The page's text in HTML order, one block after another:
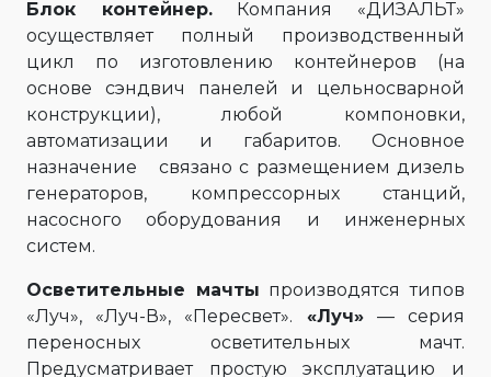
Блок контейнер.Компания «ДИЗАЛЬТ»
осуществляет полный производственный
цикл по изготовлению контейнеров (на
основе сэндвич панелей и цельносварной
конструкции), любой компоновки,
автоматизации и габаритов. Основное
назначение связано с размещением дизель
генераторов, компрессорных станций,
насосного оборудования и инженерных
систем.
Осветительные мачты производятся типов
«Луч», «Луч-В», «Пересвет». «Луч»— серия
переносных осветительных мачт.
Предусматривает простую эксплуатацию и